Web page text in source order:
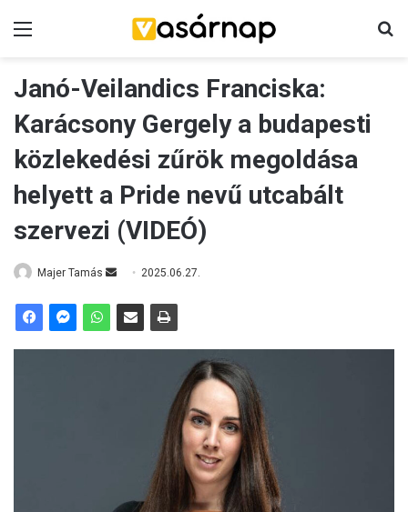
Janó-Veilandics Franciska:
Karácsony Gergely a budapesti
közlekedési zűrök megoldása
helyett a Pride nevű utcabált
szervezi (VIDEÓ)
Majer Tamás 2025.06.27.